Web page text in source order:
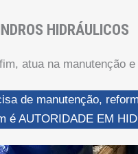
HIDRÁULICOS
atua na manutenção
de manutenção,
é AUTORIDADE EM